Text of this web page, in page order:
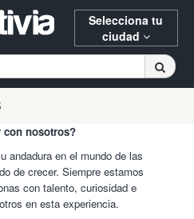
Selecciona tu
ciudad
Donostia
Logroño
Palencia
con nosotros?
andadura en el mundo de las
de crecer. Siempre estamos
con talento, curiosidad e
en esta experiencia.